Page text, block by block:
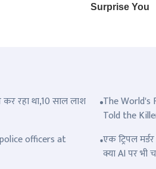
रहा था,10 साल लाश
The World's
Told the
officers at
एक ट्रिपल
क्या AI पर भी